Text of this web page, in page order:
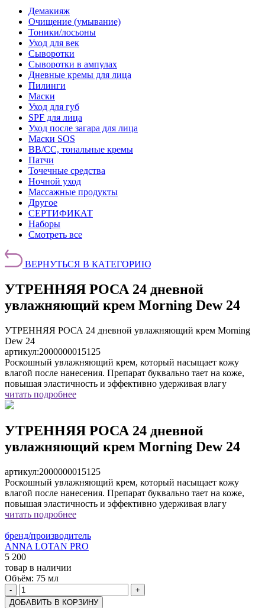
Демакияж
Очищение (умывание)
Тоники/лосьоны
Уход для век
Сыворотки
Сыворотки в ампулах
Дневные кремы для лица
Пилинги
Маски
Уход для губ
SPF для лица
Уход после загара для лица
Маски SOS
BB/CC, тональные кремы
Патчи
Точечные средства
Ночной уход
Массажные продукты
Другое
СЕРТИФИКАТ
Наборы
Смотреть все
ВЕРНУТЬСЯ В КАТЕГОРИЮ
УТРЕННЯЯ РОСА 24 дневной
увлажняющий крем Morning Dew 24
УТРЕННЯЯ РОСА 24 дневной увлажняющий крем Morning
Dew 24
артикул:2000000015125
Роскошный увлажняющий крем, который насыщает кожу
влагой после нанесения. Препарат буквально тает на коже,
повышая эластичность и эффективно удерживая влагу
читать подробнее
УТРЕННЯЯ РОСА 24 дневной
увлажняющий крем Morning Dew 24
артикул:2000000015125
Роскошный увлажняющий крем, который насыщает кожу
влагой после нанесения. Препарат буквально тает на коже,
повышая эластичность и эффективно удерживая влагу
читать подробнее
бренд/производитель
ANNA LOTAN PRO
5 200
товар в наличии
Объём: 75 мл
-
+
ДОБАВИТЬ В КОРЗИНУ